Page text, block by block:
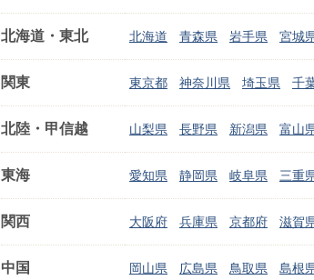
北海道・東北 北海道 青森県 岩手県 宮城
関東 東京都 神奈川県 埼玉県 千
北陸・甲信越 山梨県 長野県 新潟県 富山
東海 愛知県 静岡県 岐阜県 三重
関西 大阪府 兵庫県 京都府 滋賀
中国 岡山県 広島県 鳥取県 島根